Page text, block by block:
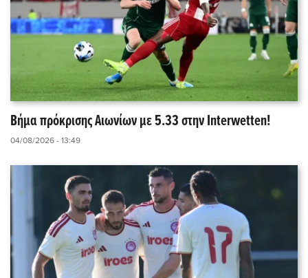
Βήμα πρόκρισης Αιωνίων με 5.33 στην Interwetten!
04/08/2026 - 13:49